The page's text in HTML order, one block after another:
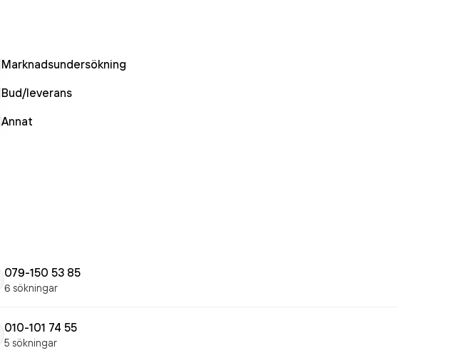
Marknadsundersökning
Bud/leverans
Annat
079-150 53 85
6 sökningar
010-101 74 55
5 sökningar